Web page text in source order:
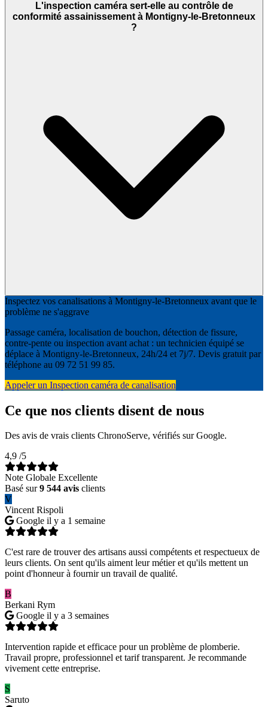
L'inspection caméra sert-elle au contrôle de
conformité assainissement à Montigny-le-Bretonneux
?
Inspectez vos canalisations à Montigny-le-Bretonneux avant que le
problème ne s'aggrave
Passage caméra, localisation de bouchon, détection de fissure,
contre-pente ou inspection avant achat : un technicien équipé se
déplace à Montigny-le-Bretonneux, 24h/24 et 7j/7. Devis gratuit par
téléphone au 09 72 51 99 85.
Appeler un Inspection caméra de canalisation
Ce que nos clients disent de nous
Des avis de vrais clients ChronoServe, vérifiés sur Google.
4,9 /5
Note Globale Excellente
Basé sur9 544 avis clients
V
Vincent Rispoli
Google il y a 1 semaine
C'est rare de trouver des artisans aussi compétents et respectueux de
leurs clients. On sent qu'ils aiment leur métier et qu'ils mettent un
point d'honneur à fournir un travail de qualité.
B
Berkani Rym
Google il y a 3 semaines
Intervention rapide et efficace pour un problème de plomberie.
Travail propre, professionnel et tarif transparent. Je recommande
vivement cette entreprise.
S
Saruto